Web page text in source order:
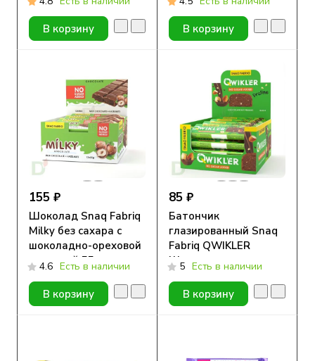
В корзину
Катаифи, без сахара,
100гр.В корзину
155 ₽
Шоколад Snaq Fabriq
Milky без сахара с
шоколадно-ореховой
начинкой 55гр
4.6 Есть в наличии
В корзину
85 ₽
Батончик
глазированный Snaq
Fabriq QWIKLER
Шоколадно-
Ореховое пралине, 35
гр
5 Есть в наличии
В корзину